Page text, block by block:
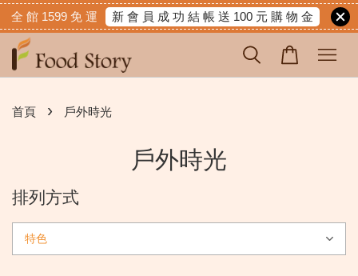
全 館 1599 免 運 新 會 員 成 功 結 帳 送 100 元 購 物 金
首頁 › 戶外時光
戶外時光
排列方式